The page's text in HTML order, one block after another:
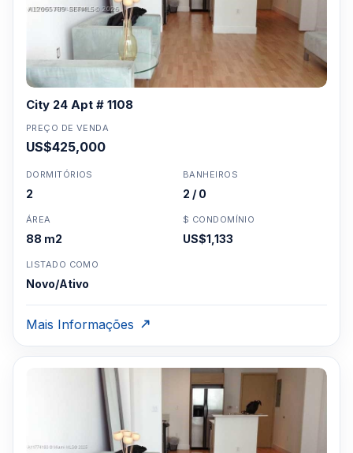
City 24 Apt # 1108
PREÇO DE VENDA
US$425,000
DORMITÓRIOS
2
BANHEIROS
2 / 0
ÁREA
88 m2
$ CONDOMÍNIO
US$1,133
LISTADO COMO
Novo/Ativo
Mais Informações